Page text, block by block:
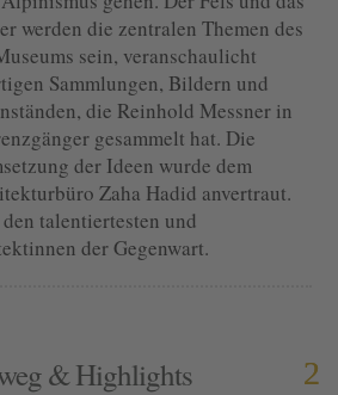
werden die zentralen Themen des
sein, veranschaulicht
Sammlungen, Bildern und
die Reinhold Messner in
gesammelt hat. Die
der Ideen wurde dem
Zaha Hadid anvertraut.
talentiertesten und
der Gegenwart.
& Highlights